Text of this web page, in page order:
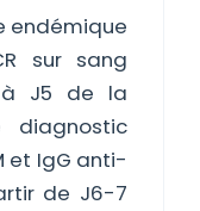
endémique
sur sang
à J5 de la
et IgG anti-
de J6-7